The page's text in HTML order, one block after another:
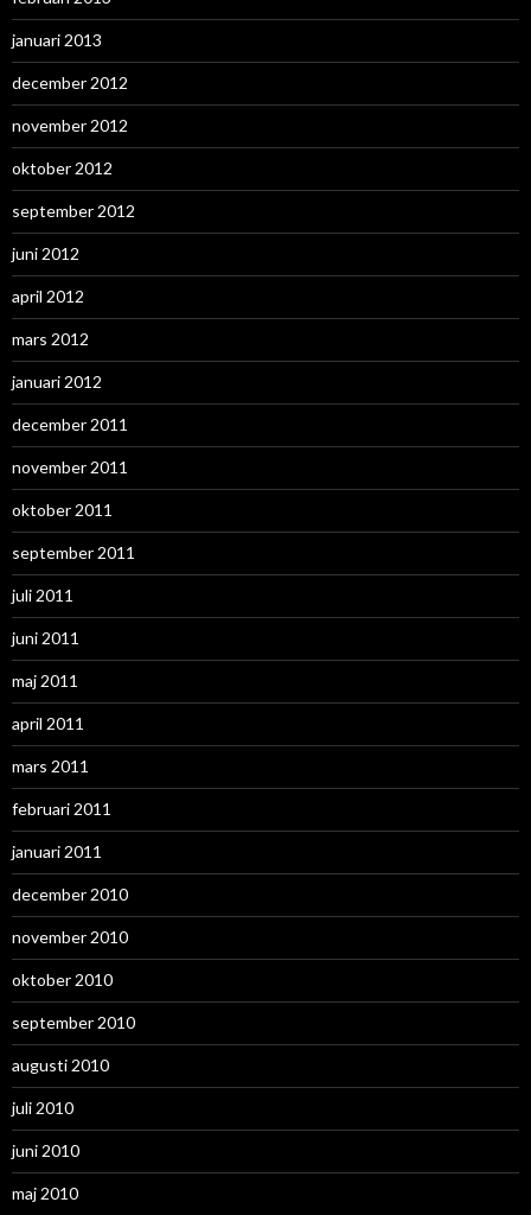
januari 2013
december 2012
november 2012
oktober 2012
september 2012
juni 2012
april 2012
mars 2012
januari 2012
december 2011
november 2011
oktober 2011
september 2011
juli 2011
juni 2011
maj 2011
april 2011
mars 2011
februari 2011
januari 2011
december 2010
november 2010
oktober 2010
september 2010
augusti 2010
juli 2010
juni 2010
maj 2010